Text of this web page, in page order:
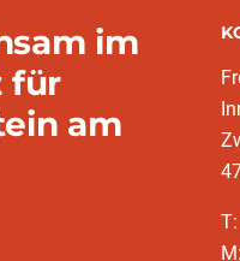
im
für
am